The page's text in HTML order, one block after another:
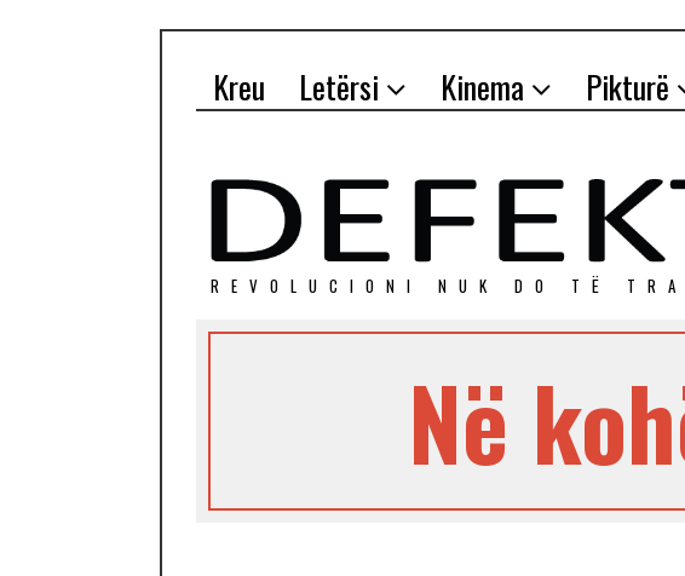
Kreu Letërsi Kinema Pikturë
REVOLUCIONI NUK DO TЁ
Në